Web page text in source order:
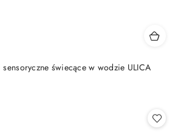
świecące w wodzie ULICA